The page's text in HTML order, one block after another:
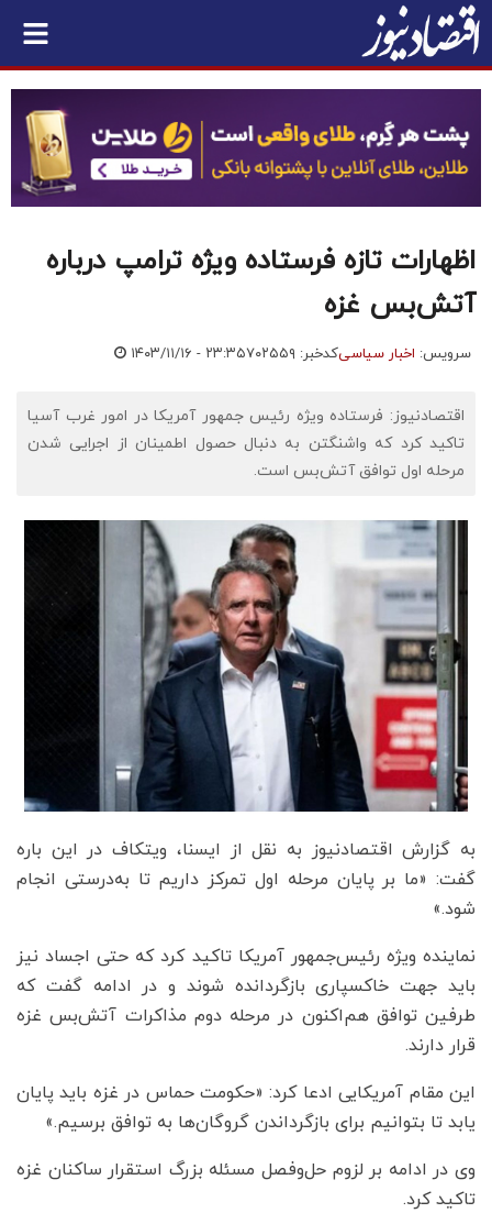
اظهارات تازه فرستاده ویژه ترامپ درباره
آتش‌بس غزه
سرویس: اخبار سیاسیکدخبر: ۷۰۲۵۵۹ ۱۴۰۳/۱۱/۱۶ - ۲۳:۳۵
اقتصادنیوز: فرستاده ویژه رئیس جمهور آمریکا در امور غرب آسیا
تاکید کرد که واشنگتن به دنبال حصول اطمینان از اجرایی شدن
مرحله اول توافق آتش‌بس است.
به گزارش اقتصادنیوز به نقل از ایسنا، ویتکاف در این باره
گفت: «ما بر پایان مرحله اول تمرکز داریم تا به‌درستی انجام
شود.»
نماینده ویژه رئیس‌جمهور آمریکا تاکید کرد که حتی اجساد نیز
باید جهت خاکسپاری بازگردانده شوند و در ادامه گفت که
طرفین توافق هم‌اکنون در مرحله دوم مذاکرات آتش‌بس غزه
قرار دارند.
این مقام آمریکایی ادعا کرد: «حکومت حماس در غزه باید پایان
یابد تا بتوانیم برای بازگرداندن گروگان‌ها به توافق برسیم.»
وی در ادامه بر لزوم حل‌وفصل مسئله بزرگ استقرار ساکنان غزه
تاکید کرد.